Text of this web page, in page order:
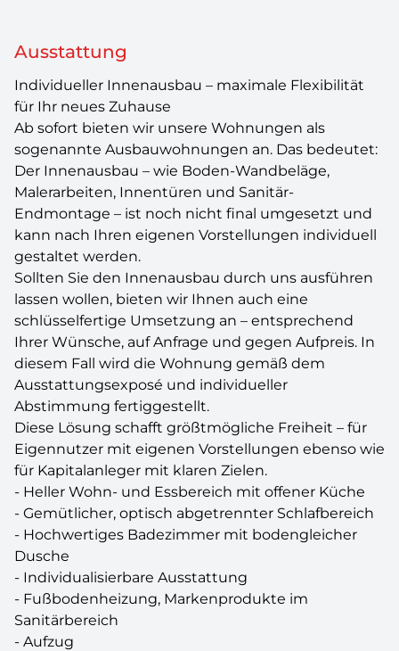
Ausstattung
Individueller Innenausbau – maximale Flexibilität
für Ihr neues Zuhause
Ab sofort bieten wir unsere Wohnungen als
sogenannte Ausbauwohnungen an. Das bedeutet:
Der Innenausbau – wie Boden-Wandbeläge,
Malerarbeiten, Innentüren und Sanitär-
Endmontage – ist noch nicht final umgesetzt und
kann nach Ihren eigenen Vorstellungen individuell
gestaltet werden.
Sollten Sie den Innenausbau durch uns ausführen
lassen wollen, bieten wir Ihnen auch eine
schlüsselfertige Umsetzung an – entsprechend
Ihrer Wünsche, auf Anfrage und gegen Aufpreis. In
diesem Fall wird die Wohnung gemäß dem
Ausstattungsexposé und individueller
Abstimmung fertiggestellt.
Diese Lösung schafft größtmögliche Freiheit – für
Eigennutzer mit eigenen Vorstellungen ebenso wie
für Kapitalanleger mit klaren Zielen.
- Heller Wohn- und Essbereich mit offener Küche
- Gemütlicher, optisch abgetrennter Schlafbereich
- Hochwertiges Badezimmer mit bodengleicher
Dusche
- Individualisierbare Ausstattung
- Fußbodenheizung, Markenprodukte im
Sanitärbereich
- Aufzug